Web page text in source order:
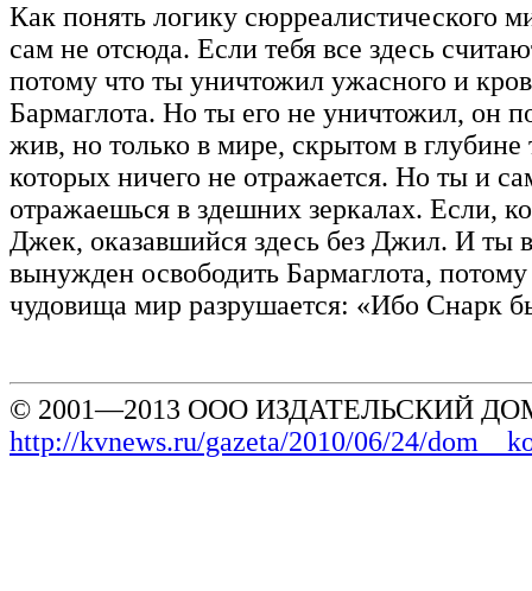
Как понять логику сюрреалистического
сам не отсюда. Если тебя все здесь
потому что ты уничтожил ужасного и
Бармаглота. Но ты его не уничтожил, он
жив, но только в мире, скрытом в глубине
которых ничего не отражается. Но ты и
отражаешься в здешних зеркалах. Если,
Джек, оказавшийся здесь без Джил. И ты
вынужден освободить Бармаглота, потому
чудовища мир разрушается: «Ибо Снарк
© 2001—2013 ООО ИЗДАТЕЛЬСКИЙ
http://kvnews.ru/gazeta/2010/06/24/